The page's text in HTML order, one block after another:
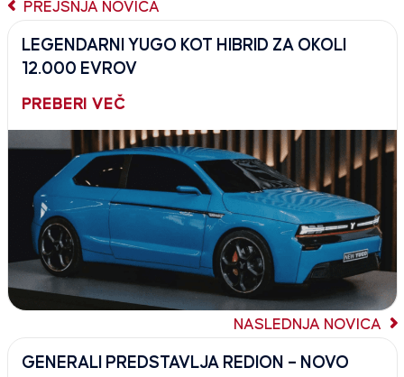
PREJŠNJA NOVICA
LEGENDARNI YUGO KOT HIBRID ZA OKOLI
12.000 EVROV
PREBERI VEČ
NASLEDNJA NOVICA
GENERALI PREDSTAVLJA REDION – NOVO